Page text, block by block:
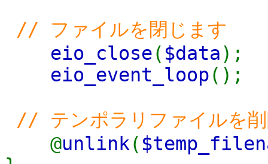
// ファイルを閉じます
eio_close( $data);
eio_event_loop();
// テンポラリファイルを
@unlink(